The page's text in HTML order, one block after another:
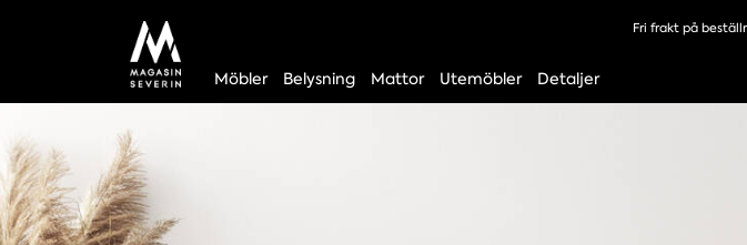
Fri frakt på
Möbler Belysning Mattor Utemöbler Detaljer